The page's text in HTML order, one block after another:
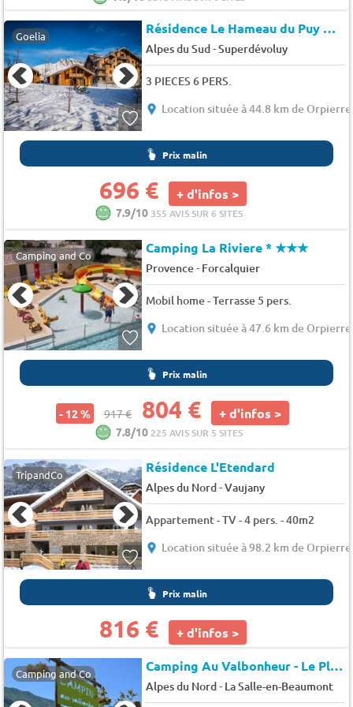
Goelia Résidence Le Hameau du Puy
Alpes du Sud-Superdévoluy
3 PIECES 6 PERS.
Location située à 44.8 km de Orpierre
Prix malin
696 € + d'infos >
7.9/10 355 AVIS SUR 6 SITES
Camping and Co Camping La Riviere *★★★
Provence- Forcalquier
Mobil home - Terrasse 5 pers.
Location située à 47.6 km de Orpierre
Prix malin
- 12 % 917 € 804 € + d'infos >
7.8/10 225 AVIS SUR 5 SITES
TripandCo Résidence L'Etendard
Alpes du Nord-Vaujany
Appartement - TV - 4 pers. - 40m2
Location située à 98.2 km de Orpierre
Prix malin
816 € + d'infos >
Camping and Co Camping Au Valbonheur - Le Plan d'eau (Valbonnais à 8km)
Alpes du Nord- La Salle-en-Beaumont